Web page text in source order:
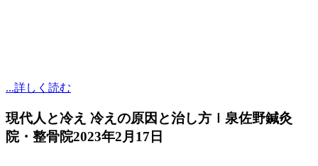
...詳しく読む
現代人と冷え 冷えの原因と治し方ｌ泉佐野鍼灸
院・整骨院2023年2月17日